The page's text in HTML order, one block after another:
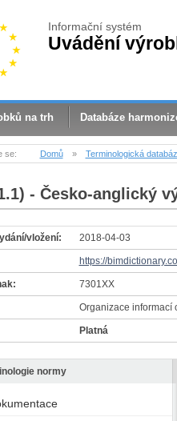
Informační systém
Uvádění
na trh Databáze
se: Domů » Terminologická
- Česko-anglický
vložení: 2018-04-03
https://
7301XX
Organizace informací
Platná
normy